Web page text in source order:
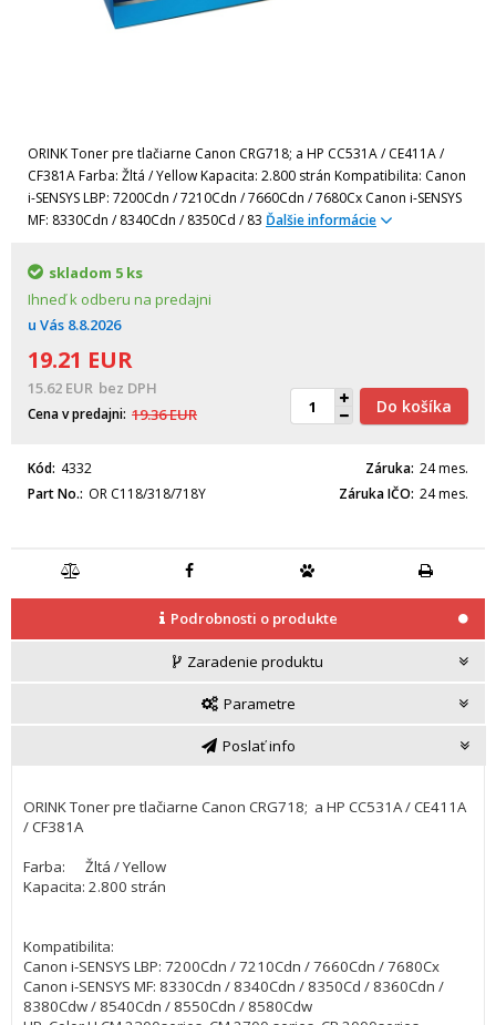
ORINK Toner pre tlačiarne Canon CRG718; a HP CC531A / CE411A /
CF381A Farba: Žltá / Yellow Kapacita: 2.800 strán Kompatibilita: Canon
i-SENSYS LBP: 7200Cdn / 7210Cdn / 7660Cdn / 7680Cx Canon i-SENSYS
MF: 8330Cdn / 8340Cdn / 8350Cd / 83 Ďalšie informácie
skladom 5 ks
Ihneď k odberu na predajni
u Vás 8.8.2026
19.21 EUR
15.62 EUR bez DPH
Cena v predajni 19.36EUR Do košíka
Kód 4332
Part No. OR C118/318/718Y
Záruka 24 mes.
Záruka IČO 24 mes.
Podrobnosti o produkte
Zaradenie produktu
Parametre
Poslať info
ORINK Toner pre tlačiarne Canon CRG718; a HP CC531A / CE411A
/ CF381A
Farba: Žltá / Yellow
Kapacita: 2.800 strán
Kompatibilita:
Canon i-SENSYS LBP: 7200Cdn / 7210Cdn / 7660Cdn / 7680Cx
Canon i-SENSYS MF: 8330Cdn / 8340Cdn / 8350Cd / 8360Cdn /
8380Cdw / 8540Cdn / 8550Cdn / 8580Cdw